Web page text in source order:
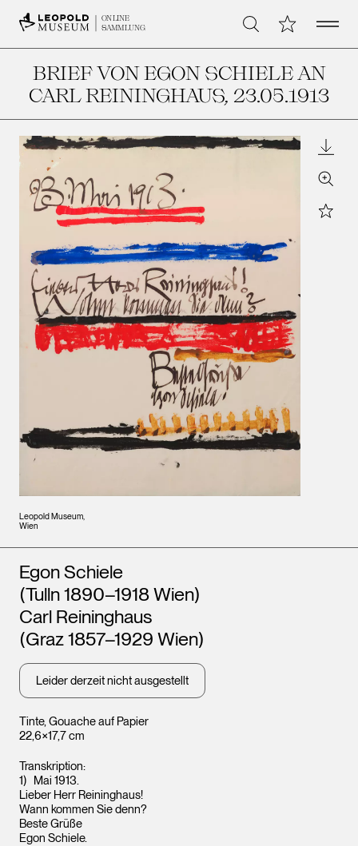
ONLINE
SAMMLUNG
Suche Meine Open
BRIEF VON EGON SCHIELE AN
CARL REININGHAUS, 23.05.1913
Leopold Museum,
Wien
Zoom
Star
Tinte, Gouache auf Papier
22,6×17,7 cm
Künstler*innen
Egon Schiele
(Tulln 1890–1918 Wien)
Carl Reininghaus
(Graz 1857–1929 Wien)
Leider derzeit nicht ausgestellt
Transkription:
Mai 1913.
Lieber Herr Reininghaus!
Wann kommen Sie denn?
Beste Grüße
Egon Schiele.